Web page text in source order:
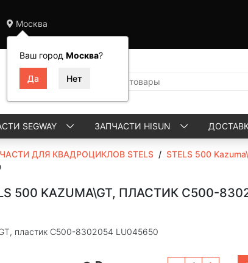
Москва
Ваш город Москва?
SEGWAY ЗАПЧАСТИ HISUN
ДЛЯ КВАДРОЦИКЛОВ STELS / STELS 500
500 KAZUMA\GT, ПЛАСТИК C500-
пластик C500-8302054 LU045650